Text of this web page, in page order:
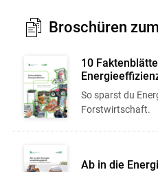
Broschüren
10
So sparst du
Forstwirtschaft.
Ab in die